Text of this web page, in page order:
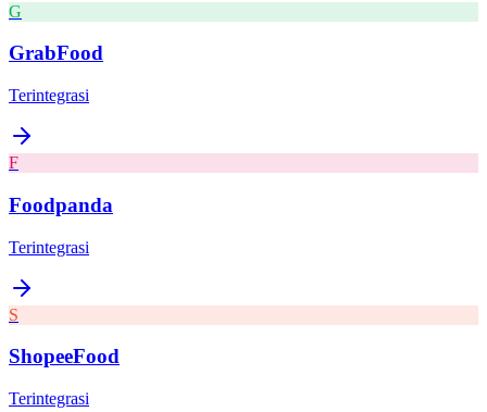
G
GrabFood
Terintegrasi
F
Foodpanda
Terintegrasi
S
ShopeeFood
Terintegrasi